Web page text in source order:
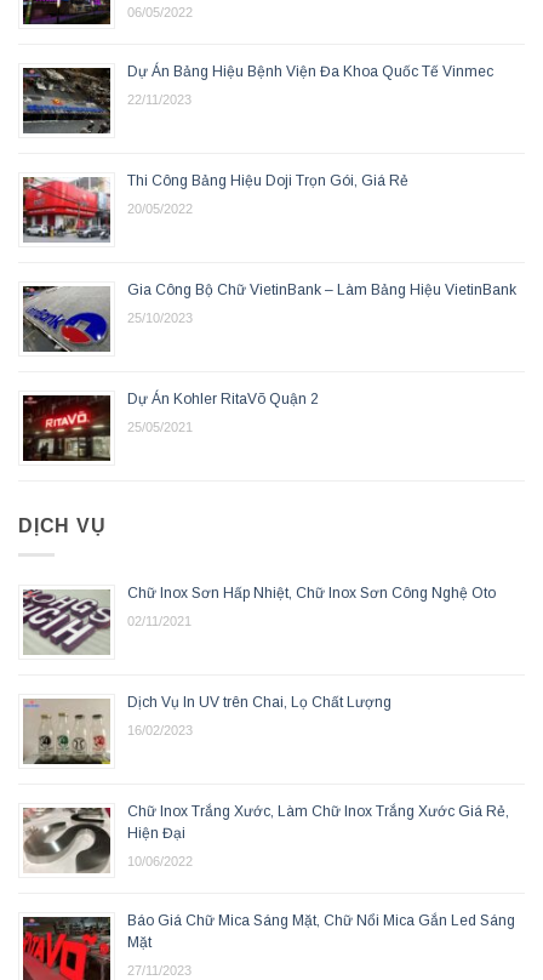
06/05/2022
Dự Án Bảng Hiệu Bệnh Viện Đa Khoa Quốc Tế Vinmec
22/11/2023
Thi Công Bảng Hiệu Doji Trọn Gói, Giá Rẻ
20/05/2022
Gia Công Bộ Chữ VietinBank – Làm Bảng Hiệu VietinBank
25/10/2023
Dự Án Kohler RitaVõ Quận 2
25/05/2021
DỊCH VỤ
Chữ Inox Sơn Hấp Nhiệt, Chữ Inox Sơn Công Nghệ Oto
02/11/2021
Dịch Vụ In UV trên Chai, Lọ Chất Lượng
16/02/2023
Chữ Inox Trắng Xước, Làm Chữ Inox Trắng Xước Giá Rẻ,
Hiện Đại
10/06/2022
Báo Giá Chữ Mica Sáng Mặt, Chữ Nổi Mica Gắn Led Sáng
Mặt
27/11/2023